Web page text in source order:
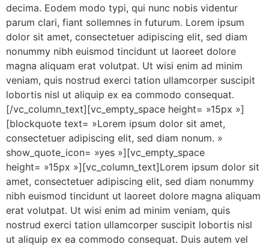
decima. Eodem modo typi, qui nunc nobis videntur
parum clari, fiant sollemnes in futurum. Lorem ipsum
dolor sit amet, consectetuer adipiscing elit, sed diam
nonummy nibh euismod tincidunt ut laoreet dolore
magna aliquam erat volutpat. Ut wisi enim ad minim
veniam, quis nostrud exerci tation ullamcorper suscipit
lobortis nisl ut aliquip ex ea commodo consequat.
[/vc_column_text][vc_empty_space height= »15px »]
[blockquote text= »Lorem ipsum dolor sit amet,
consectetuer adipiscing elit, sed diam nonum. »
show_quote_icon= »yes »][vc_empty_space
height= »15px »][vc_column_text]Lorem ipsum dolor sit
amet, consectetuer adipiscing elit, sed diam nonummy
nibh euismod tincidunt ut laoreet dolore magna aliquam
erat volutpat. Ut wisi enim ad minim veniam, quis
nostrud exerci tation ullamcorper suscipit lobortis nisl
ut aliquip ex ea commodo consequat. Duis autem vel